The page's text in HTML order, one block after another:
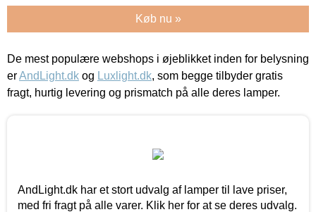
Køb nu »
De mest populære webshops i øjeblikket inden for belysning
erAndLight.dk og Luxlight.dk, som begge tilbyder gratis
fragt, hurtig levering og prismatch på alle deres lamper.
AndLight.dk har et stort udvalg af lamper til lave priser,
med fri fragt på alle varer. Klik her for at se deres udvalg.